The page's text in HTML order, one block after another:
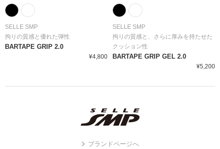
SELLE SMP
拘りの質感と優れた弾性
BARTAPE GRIP 2.0
¥4,800
SELLE SMP
拘りの質感と、さらに厚みを持たせた
クッション性
BARTAPE GRIP GEL 2.0
¥5,200
ブランドページへ